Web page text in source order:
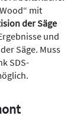
mit
der Säge
und
Säge. Muss
SDS-